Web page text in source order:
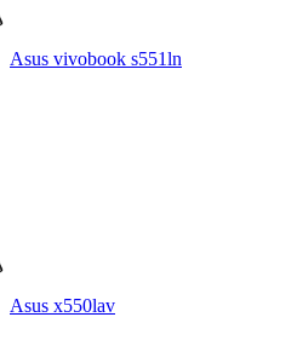
Asus vivobook s551ln
Asus x550lav